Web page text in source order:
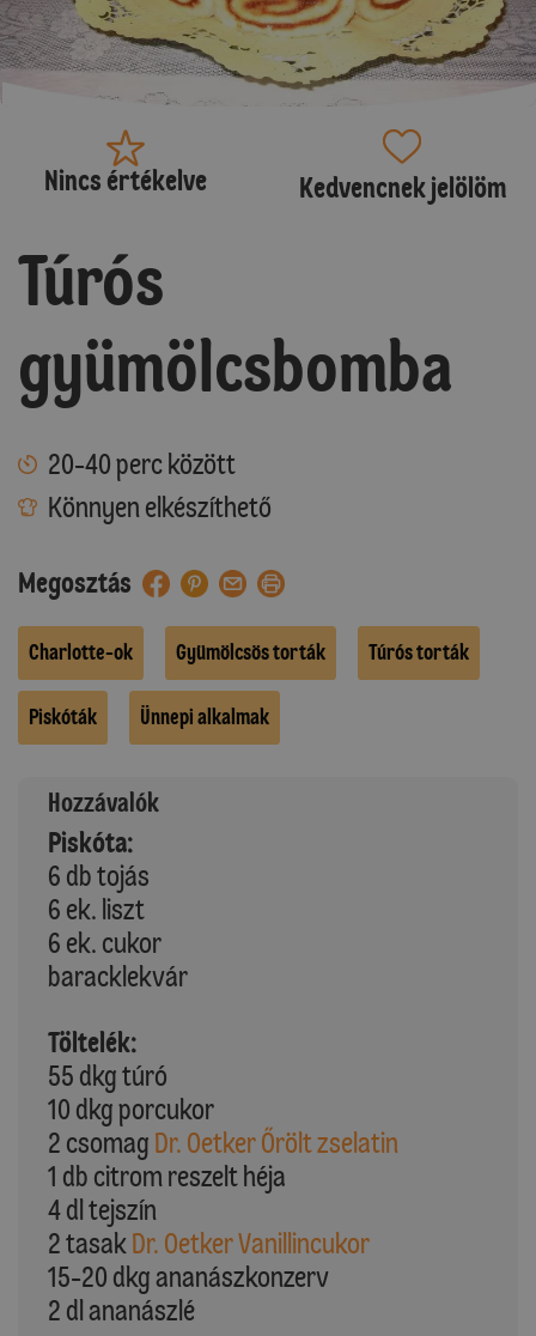
Nincs értékelve Kedvencnek jelölöm
Túrós
gyümölcsbomba
20-40 perc között
Könnyen elkészíthető
Megosztás
Charlotte-ok Gyümölcsös torták Túrós torták
Piskóták Ünnepi alkalmak
Hozzávalók
Piskóta:
6 db tojás
6 ek. liszt
6 ek. cukor
baracklekvár
Töltelék:
55 dkg túró
10 dkg porcukor
2 csomag Dr. Oetker Őrölt zselatin
1 db citrom reszelt héja
4 dl tejszín
2 tasak Dr. Oetker Vanillincukor
15-20 dkg ananászkonzerv
2 dl ananászlé